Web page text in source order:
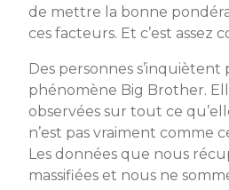
de mettre la bonne
ces facteurs. Et c’est assez
Des personnes s’inquiètent
phénomène Big Brother.
observées sur tout ce
n’est pas vraiment comme
Les données que nous
massifiées et nous ne